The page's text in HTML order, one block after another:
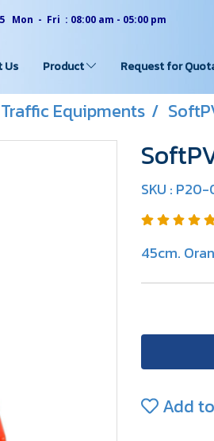
Mon - Fri : 08:00 am - 05:00 pm
Us Product Request for
Equipments
SKU :
45cm.
Add